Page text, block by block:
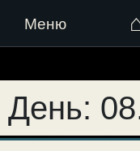
Меню
к
содержимому
День: